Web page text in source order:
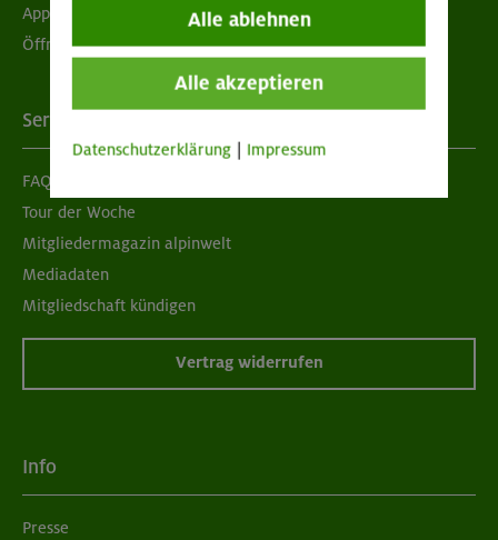
App "Mein DAV+"
Öffnungszeiten
Services
FAQ
Tour der Woche
Mitgliedermagazin alpinwelt
Mediadaten
Mitgliedschaft kündigen
Vertrag widerrufen
Info
Presse
Alle ablehnen
Alle akzeptieren
Datenschutzerklärung Impressum